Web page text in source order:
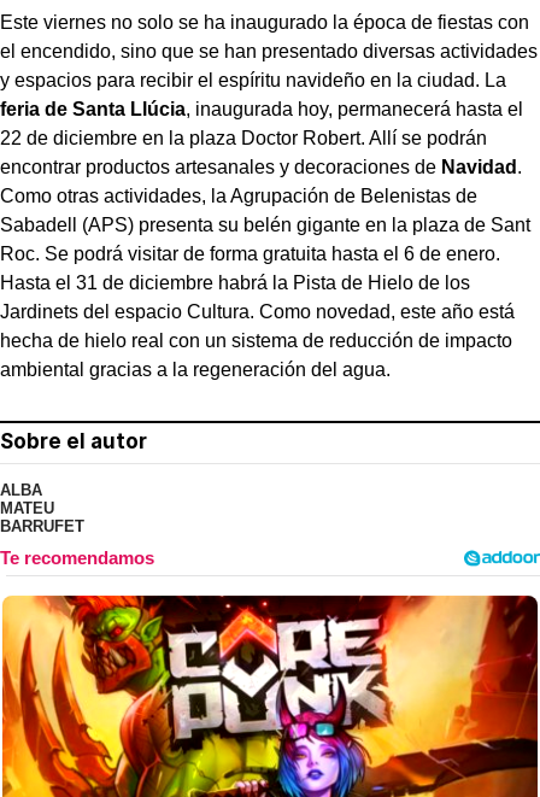
Este viernes no solo se ha inaugurado la época de fiestas con
el encendido, sino que se han presentado diversas actividades
y espacios para recibir el espíritu navideño en la ciudad. La
feria de Santa Llúcia, inaugurada hoy, permanecerá hasta el
22 de diciembre en la plaza Doctor Robert. Allí se podrán
encontrar productos artesanales y decoraciones de Navidad .
Como otras actividades, la Agrupación de Belenistas de
Sabadell (APS) presenta su belén gigante en la plaza de Sant
Roc. Se podrá visitar de forma gratuita hasta el 6 de enero.
Hasta el 31 de diciembre habrá la Pista de Hielo de los
Jardinets del espacio Cultura. Como novedad, este año está
hecha de hielo real con un sistema de reducción de impacto
ambiental gracias a la regeneración del agua.
Sobre el autor
ALBA
MATEU
BARRUFET